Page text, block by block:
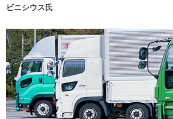
ビニシウス氏